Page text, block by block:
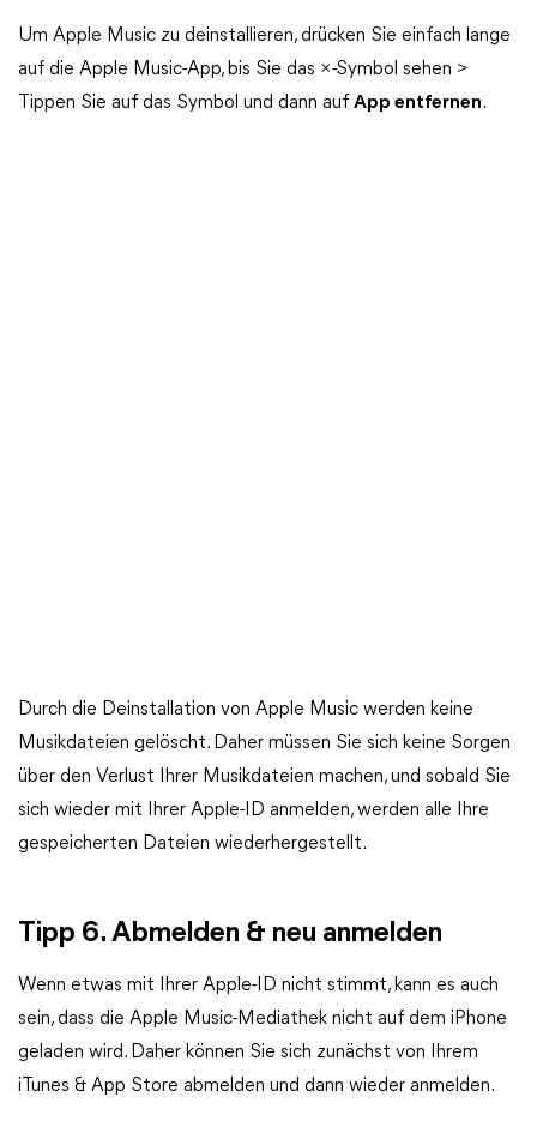
Um Apple Music zu deinstallieren, drücken Sie einfach lange
auf die Apple Music-App, bis Sie das ×-Symbol sehen >
Tippen Sie auf das Symbol und dann auf App entfernen.
Durch die Deinstallation von Apple Music werden keine
Musikdateien gelöscht. Daher müssen Sie sich keine Sorgen
über den Verlust Ihrer Musikdateien machen, und sobald Sie
sich wieder mit Ihrer Apple-ID anmelden, werden alle Ihre
gespeicherten Dateien wiederhergestellt.
Tipp 6. Abmelden & neu anmelden
Wenn etwas mit Ihrer Apple-ID nicht stimmt, kann es auch
sein, dass die Apple Music-Mediathek nicht auf dem iPhone
geladen wird. Daher können Sie sich zunächst von Ihrem
iTunes & App Store abmelden und dann wieder anmelden.